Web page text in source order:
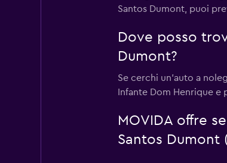
Santos Dumont, puoi
Dove posso
Dumont?
Se cerchi un'auto a
Infante Dom Henrique e
MOVIDA offre
Santos Dumont